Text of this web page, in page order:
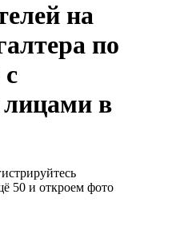
на
по
в
50 и откроем фото